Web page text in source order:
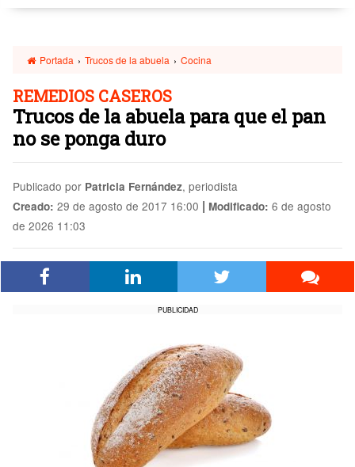
Portada › Trucos de la abuela › Cocina
REMEDIOS CASEROS
Trucos de la abuela para que el pan
no se ponga duro
Publicado por Patricia Fernández, periodista
Creado: 29 de agosto de 2017 16:00 | Modificado: 6 de agosto
de 2026 11:03
PUBLICIDAD